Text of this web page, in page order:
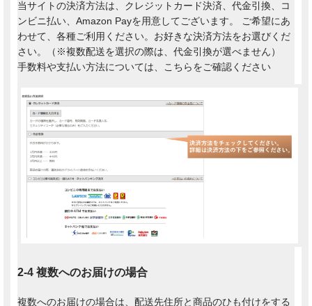
当サイトの決済方法は、クレジットカード決済、代金引換、コ
ンビニ払い、Amazon Payを用意してございます。 ご希望にあ
わせて、各種ご利用ください。お好きな決済方法をお選びくだ
さい。（※複数配送を選択の際は、代金引換が選べません）
手数料や支払い方法については、こちらをご確認ください
2-4 複数へのお届けの場合
複数へのお届けの場合は、配送先住所と商品のひも付けをする